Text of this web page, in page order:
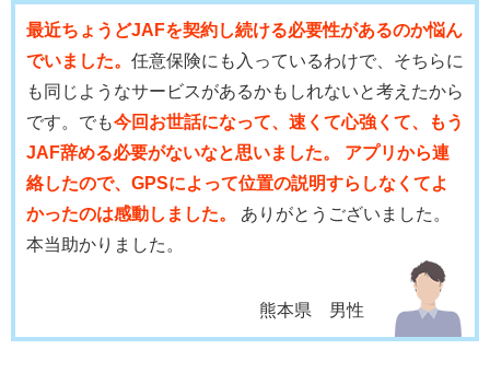
最近ちょうどJAFを契約し続ける必要性があるのか悩ん
でいました。 任意保険にも入っているわけで、そちらに
も同じようなサービスがあるかもしれないと考えたから
です。でも今回お世話になって、速くて心強くて、もう
JAF辞める必要がないなと思いました。 アプリから連
絡したので、GPSによって位置の説明すらしなくてよ
かったのは感動しました。 ありがとうございました。
本当助かりました。
熊本県 男性